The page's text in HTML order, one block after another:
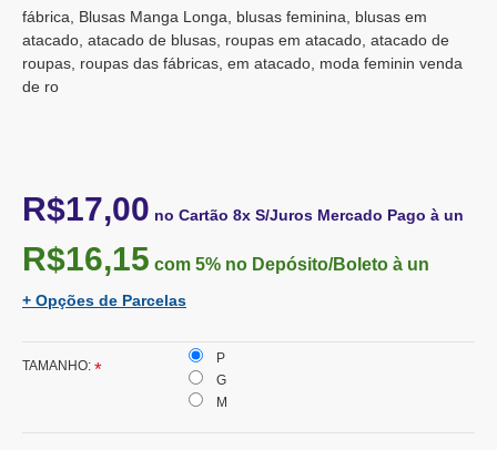
fábrica, Blusas Manga Longa, blusas feminina, blusas em
atacado, atacado de blusas, roupas em atacado, atacado de
roupas, roupas das fábricas, em atacado, moda feminin venda
de ro
R$17,00 no Cartão 8x S/Juros Mercado Pago à un
R$16,15 com 5% no Depósito/Boleto à un
+ Opções de Parcelas
TAMANHO:
P
G
M